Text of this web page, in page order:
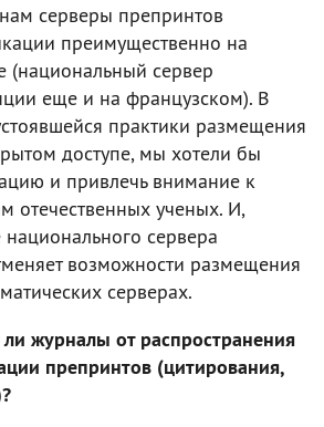
серверы препринтов
преимущественно на
(национальный сервер
еще и на французском). В
практики размещения
доступе, мы хотели бы
и привлечь внимание к
отечественных ученых. И,
сервера
возможности размещения
серверах.
журналы от распространения
препринтов (цитирования,